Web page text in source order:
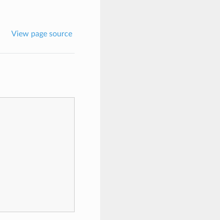
View page source